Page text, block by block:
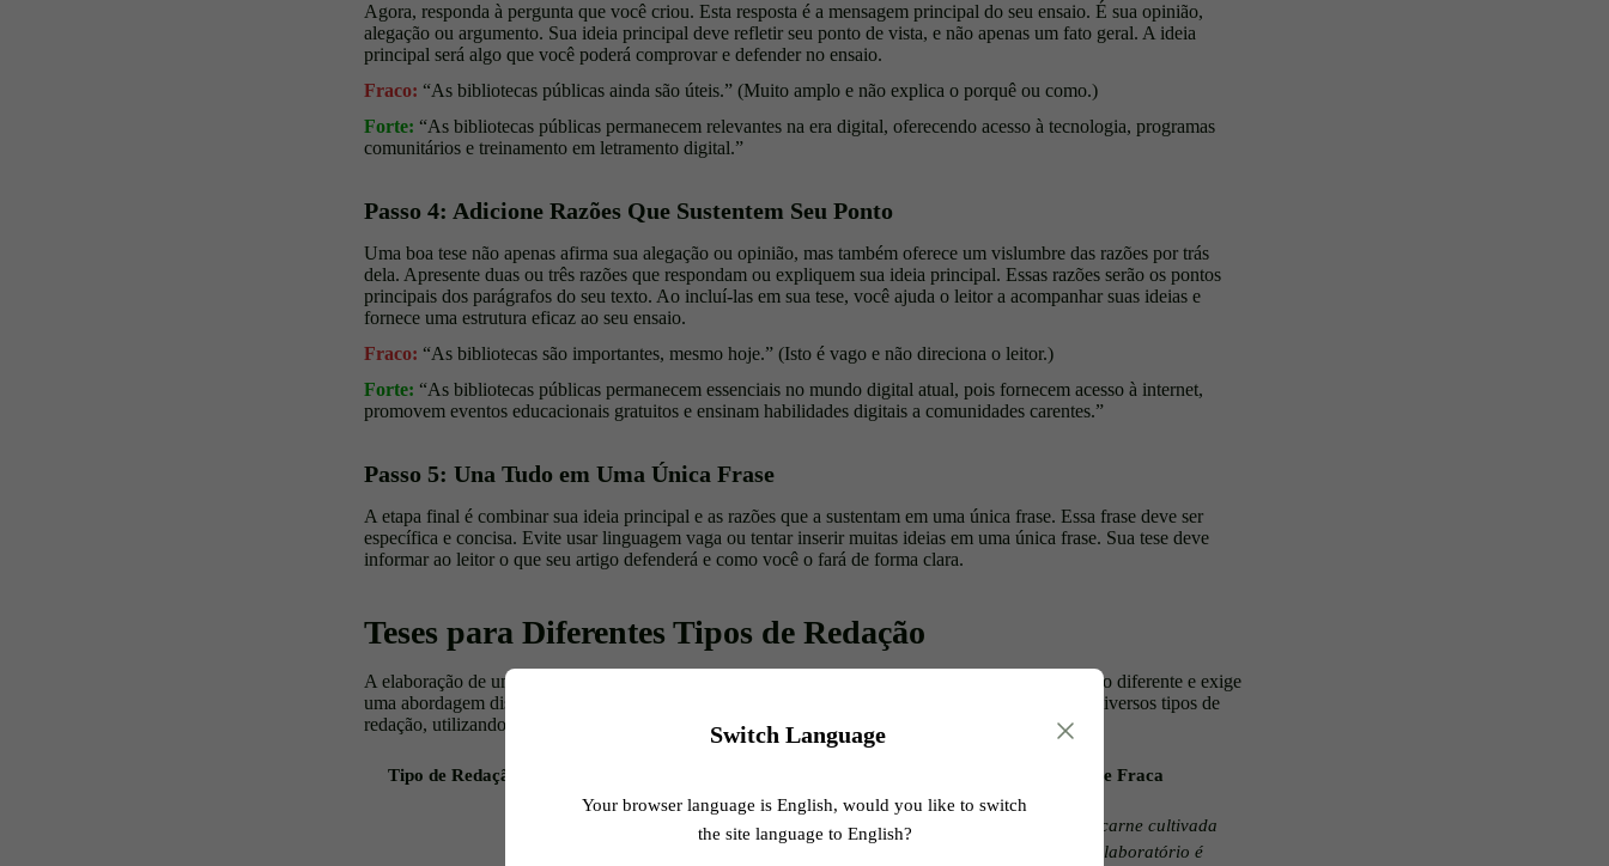
Agora, responda à pergunta que você criou. Esta resposta é a mensagem principal do seu ensaio. É sua opinião,
alegação ou argumento. Sua ideia principal deve refletir seu ponto de vista, e não apenas um fato geral. A ideia
principal será algo que você poderá comprovar e defender no ensaio.
Fraco: “As bibliotecas públicas ainda são úteis.” (Muito amplo e não explica o porquê ou como.)
Forte: “As bibliotecas públicas permanecem relevantes na era digital, oferecendo acesso à tecnologia, programas
comunitários e treinamento em letramento digital.”
Passo 4: Adicione Razões Que Sustentem Seu Ponto
Uma boa tese não apenas afirma sua alegação ou opinião, mas também oferece um vislumbre das razões por trás
dela. Apresente duas ou três razões que respondam ou expliquem sua ideia principal. Essas razões serão os pontos
principais dos parágrafos do seu texto. Ao incluí-las em sua tese, você ajuda o leitor a acompanhar suas ideias e
fornece uma estrutura eficaz ao seu ensaio.
Fraco: “As bibliotecas são importantes, mesmo hoje.” (Isto é vago e não direciona o leitor.)
Forte: “As bibliotecas públicas permanecem essenciais no mundo digital atual, pois fornecem acesso à internet,
promovem eventos educacionais gratuitos e ensinam habilidades digitais a comunidades carentes.”
Passo 5: Una Tudo em Uma Única Frase
A etapa final é combinar sua ideia principal e as razões que a sustentam em uma única frase. Essa frase deve ser
específica e concisa. Evite usar linguagem vaga ou tentar inserir muitas ideias em uma única frase. Sua tese deve
informar ao leitor o que seu artigo defenderá e como você o fará de forma clara.
Teses para Diferentes Tipos de Redação
A elaboração de uma tese eficaz varia conforme o tipo de redação, pois cada uma tem um propósito diferente e exige
uma abordagem distinta para a tese. Abaixo, apresentamos exemplos de teses fracas e fortes para diversos tipos de
redação, utilizando temas variados para destacar as diferenças.
Tipo de Redação Tese Fraca
"A carne cultivada em laboratório deve
"A carne cultivada
em laboratório é
Switch Language
Your browser language is English, would you like to switch
the site language to English?